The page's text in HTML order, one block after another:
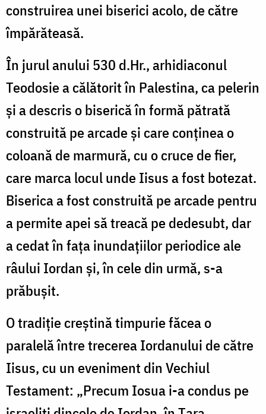
construirea unei biserici acolo, de către
împărăteasă.
În jurul anului 530 d.Hr., arhidiaconul
Teodosie a călătorit în Palestina, ca pelerin
și a descris o biserică în formă pătrată
construită pe arcade și care conținea o
coloană de marmură, cu o cruce de fier,
care marca locul unde Iisus a fost botezat.
Biserica a fost construită pe arcade pentru
a permite apei să treacă pe dedesubt, dar
a cedat în fața inundațiilor periodice ale
râului Iordan și, în cele din urmă, s-a
prăbușit.
O tradiție creștină timpurie făcea o
paralelă între trecerea Iordanului de către
Iisus, cu un eveniment din Vechiul
Testament: „Precum Iosua i-a condus pe